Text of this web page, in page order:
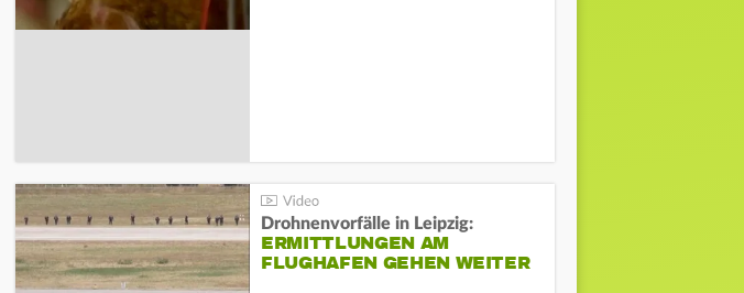
Drohnenvorfälle in Leipzig:
ERMITTLUNGEN AM
FLUGHAFEN GEHEN WEITER